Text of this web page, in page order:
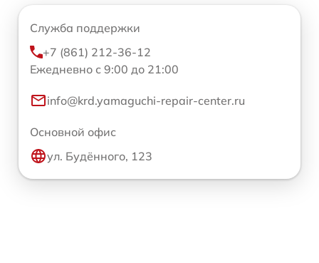
Служба поддержки
+7 (861) 212-36-12
Ежедневно с 9:00 до 21:00
info@krd.yamaguchi-repair-center.ru
Основной офис
ул. Будённого, 123